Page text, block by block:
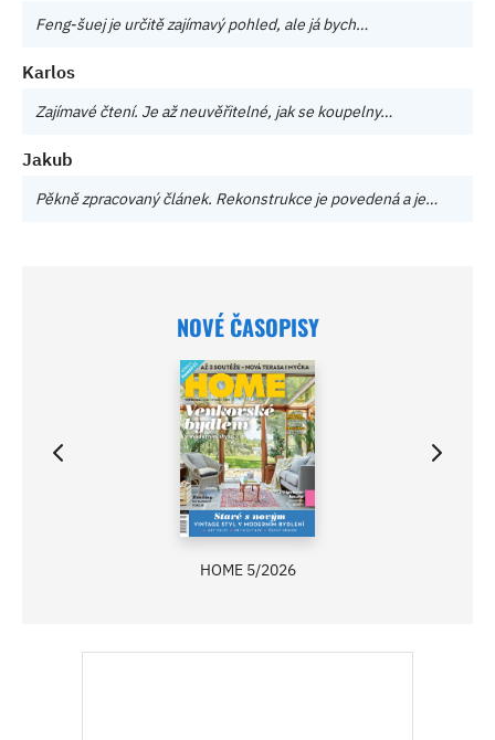
Feng-šuej je určitě zajímavý pohled, ale já bych…
Karlos
Zajímavé čtení. Je až neuvěřitelné, jak se koupelny…
Jakub
Pěkně zpracovaný článek. Rekonstrukce je povedená a je…
NOVÉ ČASOPISY
HOME 5/2026